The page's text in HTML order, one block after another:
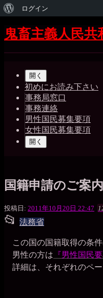
WordPress
つ
て
ログイン
コ
ン
テ
鬼畜主義人民共
シ
ン
開く
初めにお読み下さい
事務局窓口
事務連絡
男性国民募集要項
女性国民募集要項
開く
国籍申請のご案内
投稿日: 2011年10月20日 22:47 黒
務
局
📂 投
稿
グ
ル
法務省
この国の国籍取得の条件
男性の方は 『男性国民要
詳細は、それぞれのペー